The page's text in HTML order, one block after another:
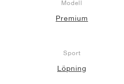
Modell
Premium
Sport
Löpning